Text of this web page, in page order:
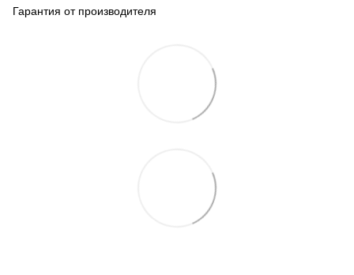
Гарантия от производителя